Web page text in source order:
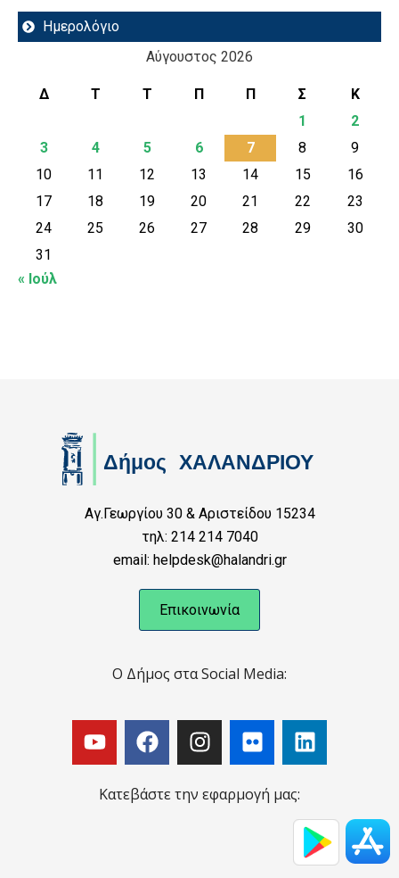
Ημερολόγιο
Αύγουστος 2026
Δ Τ Τ Π Π Σ
Κ
1
2
3
4 5 6 7 8
9
10
11 12 13 14 15
16
17
18 19 20 21 22
23
24
25 26 27 28 29
30
31
« Ιούλ
Αγ.Γεωργίου 30 & Αριστείδου 15234
τηλ: 214 214 7040
email: helpdesk@halandri.gr
Επικοινωνία
Ο Δήμος στα Social Media:
Κατεβάστε την εφαρμογή μας: